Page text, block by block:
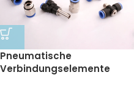
Pneumatische
Verbindungselemente